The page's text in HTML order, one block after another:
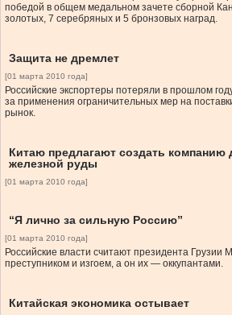
победой в общем медальном зачете сборной
золотых, 7 серебряных и 5 бронзовых наград.
Защита не дремлет
[01 марта 2010 года]
Российские экспортеры потеряли в прошлом
за применения ограничительных мер на
рынок.
Китаю предлагают создать компанию
железной руды
[01 марта 2010 года]
“Я лично за сильную Россию”
[01 марта 2010 года]
Российские власти считают президента
преступником и изгоем, а он их — оккупантами.
Китайская экономика остывает